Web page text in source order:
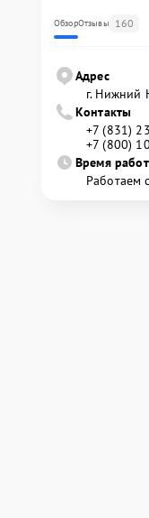
ОбзорОтзывы 160
Адрес
г. Нижний
Контакты
+7 (831)
+7 (800)
Время
Работаем